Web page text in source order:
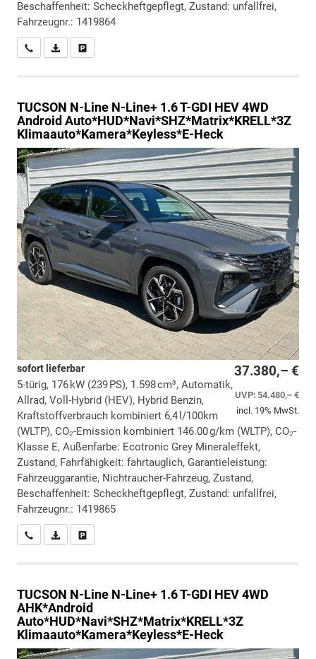
Beschaffenheit: Scheckheftgepflegt, Zustand: unfallfrei,
Fahrzeugnr.: 1419864
Wir rufen Sie anPDF-Datei, Fahrzeugexposé drucken
TUCSON N-Line N-Line+ 1.6 T-GDI HEV 4WD
Android Auto*HUD*Navi*SHZ*Matrix*KRELL*3Z
Klimaauto*Kamera*Keyless*E-Heck
37.380,– €
UVP:54.480,– €
incl. 19% MwSt.
sofort lieferbar
5-türig, 176 kW (239 PS), 1.598 cm³, Automatik,
Allrad, Voll-Hybrid (HEV), Hybrid Benzin,
Kraftstoffverbrauch kombiniert 6,4 l/100km
(WLTP), CO₂-Emission kombiniert 146.00 g/km (WLTP), CO₂-
Klasse E, Außenfarbe: Ecotronic Grey Mineraleffekt,
Zustand, Fahrfähigkeit: fahrtauglich, Garantieleistung:
Fahrzeuggarantie, Nichtraucher-Fahrzeug, Zustand,
Beschaffenheit: Scheckheftgepflegt, Zustand: unfallfrei,
Fahrzeugnr.: 1419865
Wir rufen Sie anPDF-Datei, Fahrzeugexposé drucken
TUCSON N-Line N-Line+ 1.6 T-GDI HEV 4WD
AHK*Android
Auto*HUD*Navi*SHZ*Matrix*KRELL*3Z
Klimaauto*Kamera*Keyless*E-Heck